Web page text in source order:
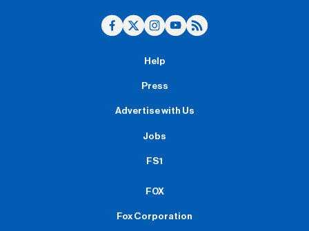
Help
Press
Advertise with Us
Jobs
FS1
FOX
Fox Corporation